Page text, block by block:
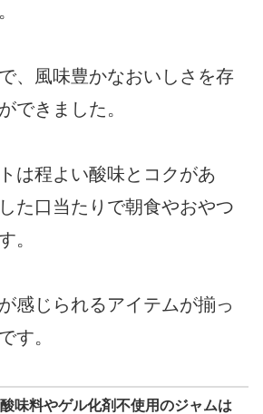
、風味豊かなおいしさを存
できました。
は程よい酸味とコクがあ
た口当たりで朝食やおやつ
。
感じられるアイテムが揃っ
す。
味料やゲル化剤不使用のジャムは